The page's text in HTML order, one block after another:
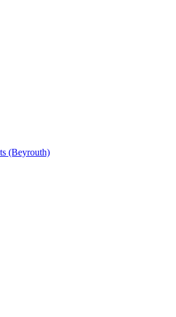
(Beyrouth)